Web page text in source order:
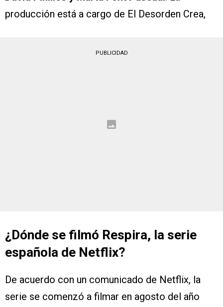
producción está a cargo de El Desorden Crea,
PUBLICIDAD
¿Dónde se filmó Respira, la serie
española de Netflix?
De acuerdo con un comunicado de Netflix, la
serie se comenzó a filmar en agosto del año